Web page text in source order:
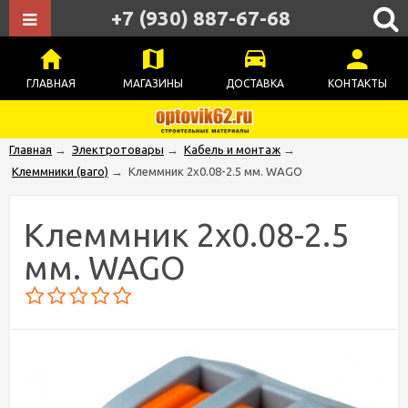
ГЛАВНАЯ МАГАЗИНЫ ДОСТАВКА КОНТАКТЫ
+7 (930) 887-67-68
Главная → Электротовары → Кабель и монтаж →
Клеммники (ваго) → Клеммник 2х0.08-2.5 мм. WAGO
Клеммник 2х0.08-2.5
мм. WAGO